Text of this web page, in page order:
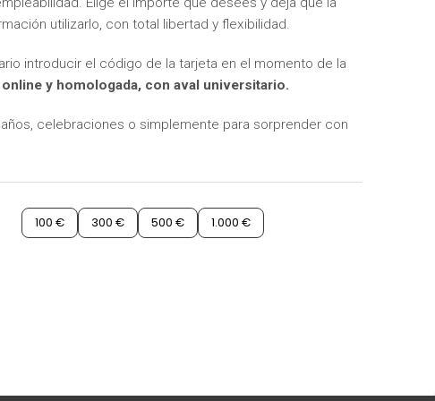
utilizarlo, con total libertad y flexibilidad.
introducir el código de la tarjeta en el momento de la
online y homologada, con aval universitario.
celebraciones o simplemente para sorprender con
100 € 300 € 500 € 1.000 €